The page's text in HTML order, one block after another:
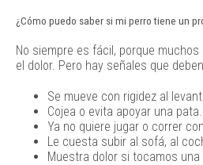
¿Cómo puedo saber si mi perro tiene un
No siempre es fácil, porque
el dolor. Pero hay señales que
Se mueve con rigidez al
Cojea o evita apoyar una pata.
Ya no quiere jugar o correr
Le cuesta subir al sofá, al
Muestra dolor si tocamos